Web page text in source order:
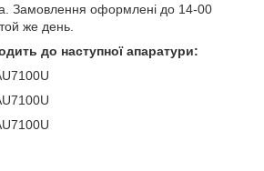
Замовлення оформлені до 14-00
же день.
до наступної апаратури: